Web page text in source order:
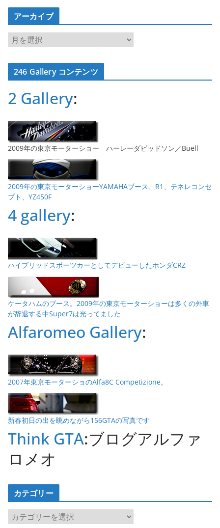
アーカイブ
ア
ー
カ
イ246 Gallery コンテンツ
2 Gallery:
2009年の東京モーターショー ハーレーダビッドソン／Buell
2009年の東京モーターショーYAMAHAブース、R1、テネレコンセ
プト、YZ450F
4 gallery:
ハイブリッドスポーツカーとしてデビューしたホンダCRZ
ケータハムのブース。2009年の東京モーターショーは多くの外車
が辞退する中Super7は光ってました
Alfaromeo Gallery:
2007年東京モーターショのAlfa8C Competizione。
新春初日の出を眺めながら156GTAの写真です
Think GTA:ブログアルファ
ロメオ
カテゴリー
カ